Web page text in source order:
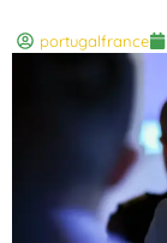
portugalfrance